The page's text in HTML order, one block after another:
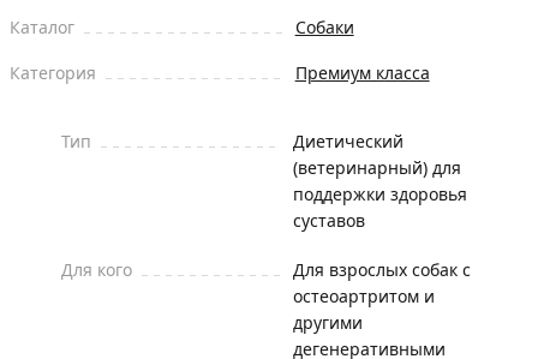
Каталог
Собаки
Категория
Премиум класса
Тип
Диетический
(ветеринарный) для
поддержки здоровья
суставов
Для кого
Для взрослых собак с
остеоартритом и
другими
дегенеративными